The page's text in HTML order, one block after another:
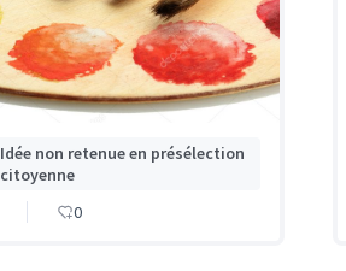
Idée non retenue en présélection
citoyenne
0